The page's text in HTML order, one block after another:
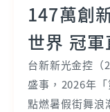
147萬創
世界 冠
台新新光金控（
盛事，2026年
點燃暑假街舞浪